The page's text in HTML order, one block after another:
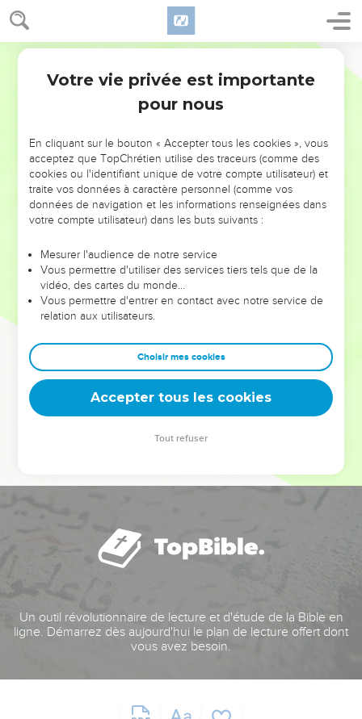
NE MANQUEZ PAS L’ÉVÉNEMENT
DE L’ANNÉE !
ET SI LEURS ERREURS POUVAIENT VOUS ÉVITER LES
VOTRES ?
leur foi ou leur vision. Mais on voit moins les doutes, les erreurs
et les saisons difficiles qu'ils ont traversés, alors même que ce
sont elles qui les ont façonnés.
Dans cette conférence, leaders, entrepreneurs, et responsables
clés pour avancer avec plus de sagesse afin que leurs erreurs
deviennent vos tremplins. Que vous guidiez un ministère, une
équipe, un groupe ou une famille, leur expérience est faite
Un outil révolutionnaire de lecture et d'étude de la Bible en
ligne. Démarrez dès aujourd'hui le plan de lecture offert dont
vous avez besoin.
Votre vie privée est importante
pour nous
En cliquant sur le bouton « Accepter tous les cookies », vous
acceptez que TopChrétien utilise des traceurs (comme des
cookies ou l'identifiant unique de votre compte utilisateur) et
traite vos données à caractère personnel (comme vos
données de navigation et les informations renseignées dans
votre compte utilisateur) dans les buts suivants :
Mesurer l'audience de notre service
Vous permettre d'utiliser des services tiers tels que de la
vidéo, des cartes du monde…
Vous permettre d'entrer en contact avec notre service de
relation aux utilisateurs.
Choisir mes cookies
Accepter tous les cookies
Tout refuser